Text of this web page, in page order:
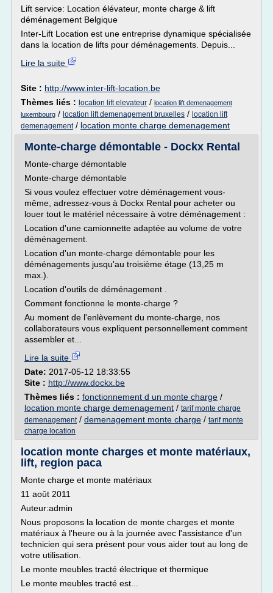
Lift service: Location élévateur, monte charge & lift
déménagement Belgique
Inter-Lift Location est une entreprise dynamique spécialisée
dans la location de lifts pour déménagements. Depuis...
Lire la suite
Site : http://www.inter-lift-location.be
Thèmes liés : location lift elevateur / location lift demenagement
luxembourg / location lift demenagement bruxelles / location lift
demenagement/ location monte charge demenagement
Monte-charge démontable - Dockx Rental
Monte-charge démontable
Monte-charge démontable
Si vous voulez effectuer votre déménagement vous-
même, adressez-vous à Dockx Rental pour acheter ou
louer tout le matériel nécessaire à votre déménagement :
Location d'une camionnette adaptée au volume de votre
déménagement.
Location d'un monte-charge démontable pour les
déménagements jusqu'au troisième étage (13,25 m
max.).
Location d'outils de déménagement .
Comment fonctionne le monte-charge ?
Au moment de l'enlèvement du monte-charge, nos
collaborateurs vous expliquent personnellement comment
assembler et...
Lire la suite
Date: 2017-05-12 18:33:55
Site : http://www.dockx.be
Thèmes liés : fonctionnement d un monte charge /
location monte charge demenagement / tarif monte charge
demenagement/ demenagement monte charge / tarif monte
charge location
location monte charges et monte matériaux,
lift, region paca
Monte charge et monte matériaux
11 août 2011
Auteur:admin
Nous proposons la location de monte charges et monte
matériaux à l'heure ou à la journée avec l'assistance d'un
technicien qui sera présent pour vous aider tout au long de
votre utilisation.
Le monte meubles tracté électrique et thermique
Le monte meubles tracté est...